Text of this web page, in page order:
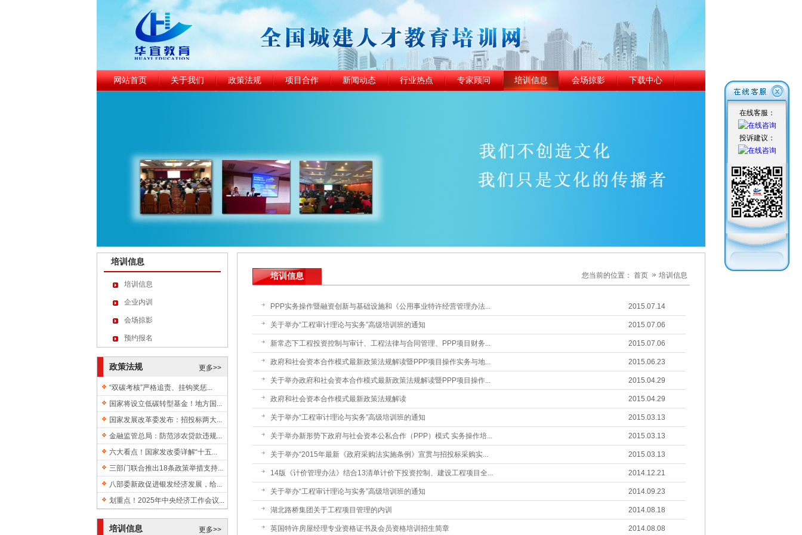
网站首页 关于我们 政策法规 项目合作 新闻动态 行业热点 专家顾问 培训信息 会场掠影 下载中心
培训信息
培训信息
企业内训
会场掠影
预约报名
更多>>
政策法规
“双碳考核”严格追责、挂钩奖惩...
国家将设立低碳转型基金！地方国...
国家发展改革委发布：招投标两大...
金融监管总局：防范涉农贷款违规...
六大看点！国家发改委详解“十五...
三部门联合推出18条政策举措支持...
八部委新政促进银发经济发展，给...
划重点！2025年中央经济工作会议...
更多>>
培训信息
培训信息 您当前的位置： 首页 培训信息
PPP实务操作暨融资创新与基础设施和《公用事业特许经营管理办法... 2015.07.14
关于举办“工程审计理论与实务”高级培训班的通知 2015.07.06
新常态下工程投资控制与审计、工程法律与合同管理、PPP项目财务... 2015.07.06
政府和社会资本合作模式最新政策法规解读暨PPP项目操作实务与地... 2015.06.23
关于举办政府和社会资本合作模式最新政策法规解读暨PPP项目操作... 2015.04.29
政府和社会资本合作模式最新政策法规解读 2015.04.29
关于举办“工程审计理论与实务”高级培训班的通知 2015.03.13
关于举办新形势下政府与社会资本公私合作（PPP）模式 实务操作培... 2015.03.13
关于举办“2015年最新《政府采购法实施条例》宣贯与招投标采购实... 2015.03.13
14版《计价管理办法》结合13清单计价下投资控制、建设工程项目全... 2014.12.21
关于举办“工程审计理论与实务”高级培训班的通知 2014.09.23
湖北路桥集团关于工程项目管理的内训 2014.08.18
英国特许房屋经理专业资格证书及会员资格培训招生简章 2014.08.08
在线客服：
投诉建议：